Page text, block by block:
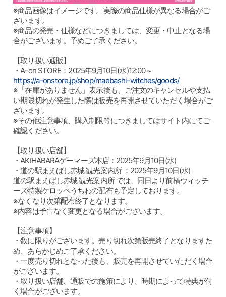
※商品画像はイメージです。実際の商品仕様が異なる場合がご
ざいます。
※商品の発売・仕様などにつきましては、変更・中止となる場
合がございます。予めご了承ください。
【取り扱い通販】
・A-on STORE：2025年9月10日(水)12:00～
https://a-onstore.jp/shop/maebashi-witches/goods/
※「在庫がありません」表示後も、ご注文のキャンセルや支払
い期限切れが発生した際は販売を再開させていただく場合がご
ざいます。
※その他注意事項、購入制限等につきましてはサイト内にてご
確認ください。
【取り扱い店舗】
・AKIHABARAゲーマーズ本店：2025年9月10日(水)
・道の駅まえばし赤城 観光案内所 ：2025年9月10日(水)
道の駅まえばし赤城 観光案内所 では、同日より前橋ウィッチ
ーズ特製ケロッペうちわの配布も予定しております。
※なくなり次第配布終了となります。
※内容は予告なく変更となる場合がございます。
【注意事項】
・数に限りがございます。売り切れ次第販売終了となりますた
め、あらかじめご了承ください。
・一度売り切れとなった後も、販売を再開させていただく場合
がございます。
・取り扱い店舗、通販での施策により、時期によって特典が付
く場合がございます。